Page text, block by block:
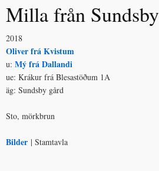
Milla från Sundsby
2018
Oliver frá Kvistum
u: Mý frá Dallandi
ue: Krákur frá Blesastöðum 1A
äg: Sundsby gård
Sto, mörkbrun
Bilder | Stamtavla